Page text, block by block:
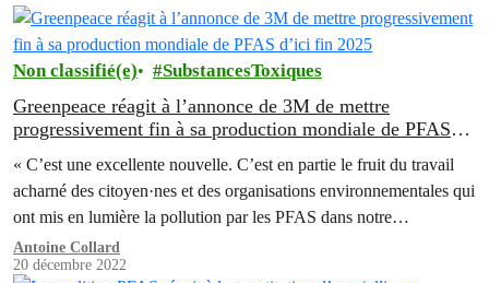
Non classifié(e) SubstancesToxiques
Greenpeace réagit à l’annonce de 3M de mettre
progressivement fin à sa production mondiale de PFAS
« C’est une excellente nouvelle. C’est en partie le fruit du travail
acharné des citoyen·nes et des organisations environnementales qui
ont mis en lumière la pollution par les PFAS dans notre…
Antoine Collard
20 décembre 2022